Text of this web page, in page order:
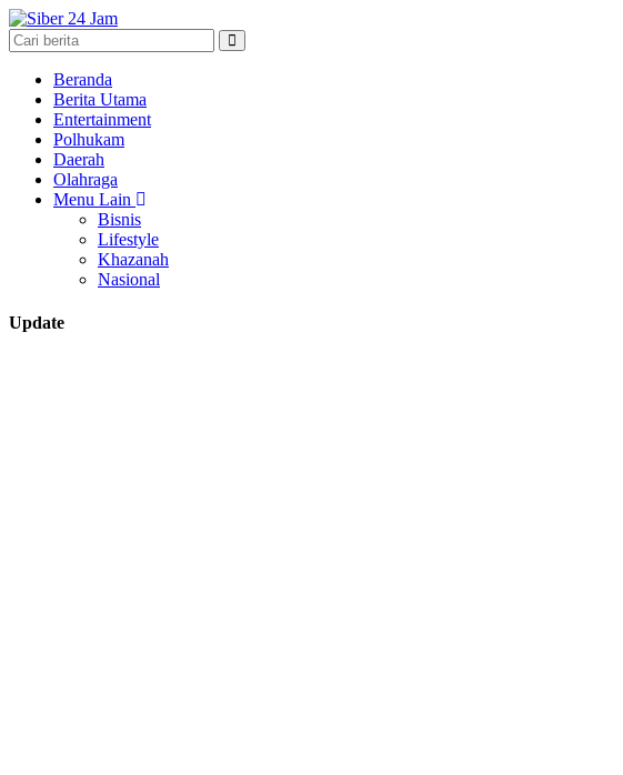
Beranda
Berita Utama
Entertainment
Polhukam
Daerah
Olahraga
Menu Lain
Bisnis
Lifestyle
Khazanah
Nasional
Update